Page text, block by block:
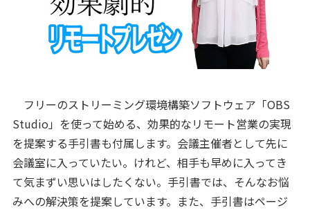
フリーのストリーミング環境構築ソフトウェア「OBS
Studio」を使って始める、効果的なリモート営業の実現
を提案する手引書も付属します。会議主催者として先に
会議室に入っていたい。けれど、相手も早めに入ってき
て気まずい思いはしたくない。手引書では、そんなお悩
みへの解決策を提案しています。また、手引書はページ